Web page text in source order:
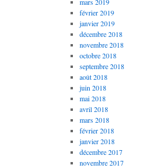
février 2019
janvier 2019
décembre 2018
novembre 2018
octobre 2018
septembre 2018
août 2018
juin 2018
mai 2018
avril 2018
mars 2018
février 2018
janvier 2018
décembre 2017
novembre 2017